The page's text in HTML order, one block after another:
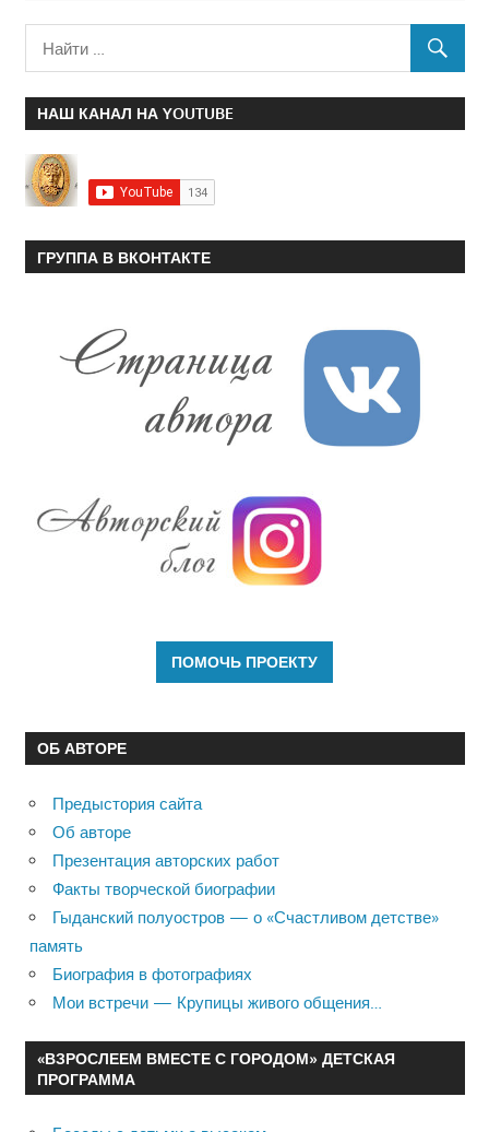
НАШ КАНАЛ НА YOUTUBE
ГРУППА В ВКОНТАКТЕ
ОБ АВТОРЕ
Предыстория сайта
Об авторе
Презентация авторских работ
Факты творческой биографии
Гыданский полуостров — о «Счастливом детстве»
память
Биография в фотографиях
Мои встречи — Крупицы живого общения…
«ВЗРОСЛЕЕМ ВМЕСТЕ С ГОРОДОМ» ДЕТСКАЯ
ПРОГРАММА